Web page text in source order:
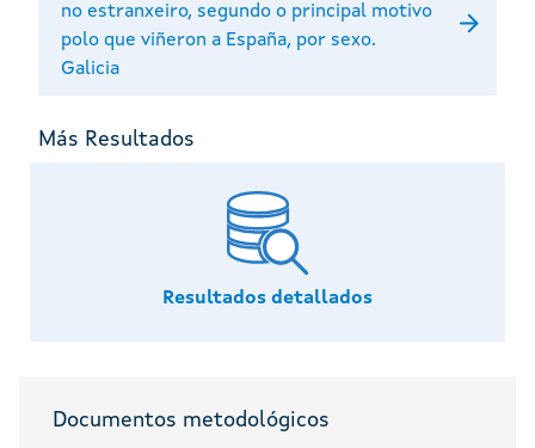
no estranxeiro, segundo o principal motivo
polo que viñeron a España, por sexo.
Galicia
Más Resultados
Resultados detallados
Documentos metodológicos